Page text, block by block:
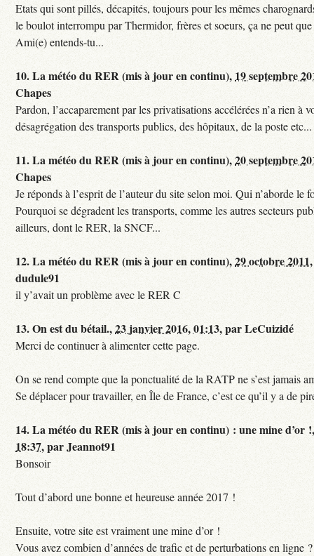
Etats qui sont pillés, décapités, toujours pour les mêmes
le boulot interrompu par Thermidor, frères et soeurs, ça ne peut
Ami(e) entends-tu...
10.La météo du RER (mis à jour en continu), 19 septembre
Chapes
Pardon, l’accaparement par les privatisations accélérées n’a rien à
désagrégation des transports publics, des hôpitaux, de la poste etc...
11.La météo du RER (mis à jour en continu),20 septembre
Chapes
Je réponds à l’esprit de l’auteur du site selon moi. Qui n’aborde le
Pourquoi se dégradent les transports, comme les autres secteurs
ailleurs, dont le RER, la SNCF...
12.La météo du RER (mis à jour en continu),29 octobre
dudule91
il y’avait un problème avec le RER C
13.On est du bétail.,23 janvier 2016, 01:13,parLeCuizidé
Merci de continuer à alimenter cette page.
On se rend compte que la ponctualité de la RATP ne s’est jamais
Se déplacer pour travailler, en Île de France, c’est ce qu’il y a de
14.La météo du RER (mis à jour en continu) : une mine d’or
18:37,parJeannot91
Bonsoir
Tout d’abord une bonne et heureuse année 2017 !
Ensuite, votre site est vraiment une mine d’or !
Vous avez combien d’années de trafic et de perturbations en ligne ?